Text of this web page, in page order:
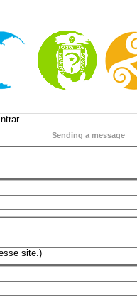
Sending a message
site.)